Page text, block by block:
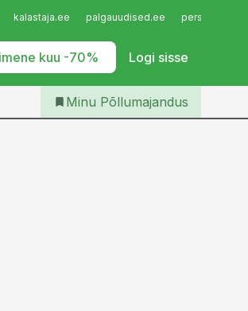
kalastaja.ee palgauudised.ee
kuu -70% Logi sisse
Iseteenindus
Telli Põllumajandus
Minu Põllumajandus